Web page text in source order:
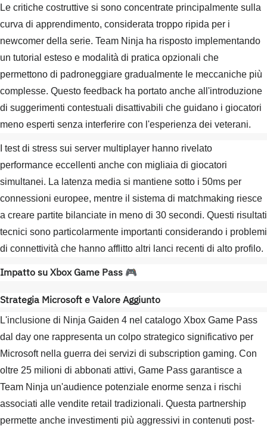
Le critiche costruttive si sono concentrate principalmente sulla
curva di apprendimento, considerata troppo ripida per i
newcomer della serie. Team Ninja ha risposto implementando
un tutorial esteso e modalità di pratica opzionali che
permettono di padroneggiare gradualmente le meccaniche più
complesse. Questo feedback ha portato anche all'introduzione
di suggerimenti contestuali disattivabili che guidano i giocatori
meno esperti senza interferire con l'esperienza dei veterani.
I test di stress sui server multiplayer hanno rivelato
performance eccellenti anche con migliaia di giocatori
simultanei. La latenza media si mantiene sotto i 50ms per
connessioni europee, mentre il sistema di matchmaking riesce
a creare partite bilanciate in meno di 30 secondi. Questi risultati
tecnici sono particolarmente importanti considerando i problemi
di connettività che hanno afflitto altri lanci recenti di alto profilo.
Impatto su Xbox Game Pass 🎮
Strategia Microsoft e Valore Aggiunto
L'inclusione di Ninja Gaiden 4 nel catalogo Xbox Game Pass
dal day one rappresenta un colpo strategico significativo per
Microsoft nella guerra dei servizi di subscription gaming. Con
oltre 25 milioni di abbonati attivi, Game Pass garantisce a
Team Ninja un'audience potenziale enorme senza i rischi
associati alle vendite retail tradizionali. Questa partnership
permette anche investimenti più aggressivi in contenuti post-